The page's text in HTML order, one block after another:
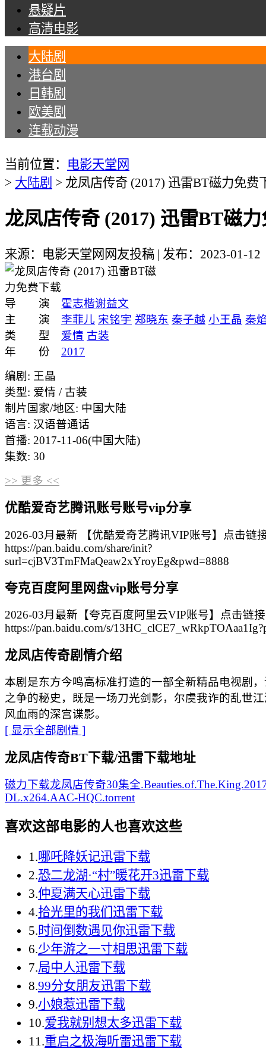
悬疑片
高清电影
大陆剧
港台剧
日韩剧
欧美剧
连载动漫
当前位置： 电影天堂网
> 大陆剧 > 龙凤店传奇 (2017) 迅雷BT磁力免费
龙凤店传奇 (2017) 迅雷BT磁
来源：电影天堂网网友投稿 | 发布：2023-01-12
导 演 霍志楷谢益文
主 演 李菲儿 宋铭宇 郑晓东 秦子越 小王晶 秦
类 型 爱情 古装
年 份 2017
编剧: 王晶
类型: 爱情 / 古装
制片国家/地区: 中国大陆
语言: 汉语普通话
首播: 2017-11-06(中国大陆)
集数: 30
>> 更多 <<
优酷爱奇艺腾讯账号账号vip分享
2026-03月最新 【优酷爱奇艺腾讯VIP账号】点击链
https://pan.baidu.com/share/init?
surl=cjBV3TmFMaQeaw2xYroyEg&pwd=8888
夸克百度阿里网盘vip账号分享
2026-03月最新【夸克百度阿里云VIP账号】点击链
https://pan.baidu.com/s/
龙凤店传奇剧情介绍
本剧是东方今鸣高标准打造的一部全新精品电视剧
之争的秘史，既是一场刀光剑影，尔虞我诈的乱世
风血雨的深宫谍影。
[ 显示全部剧情 ]
龙凤店传奇BT下载/迅雷下载地址
磁力下载龙凤店传奇30集全
DL.x264.AAC-HQC.torrent
喜欢这部电影的人也喜欢这些
1.哪吒降妖记迅雷下载
2.恐二龙湖·“村”暖花开‎3迅雷下载
3.仲夏满天心迅雷下载
4.拾光里的我们迅雷下载
5.时间倒数遇见你迅雷下载
6.少年游之一寸相思迅雷下载
7.局中人迅雷下载
8.99分女朋友迅雷下载
9.小娘惹迅雷下载
10.爱我就别想太多迅雷下载
11.重启之极海听雷迅雷下载